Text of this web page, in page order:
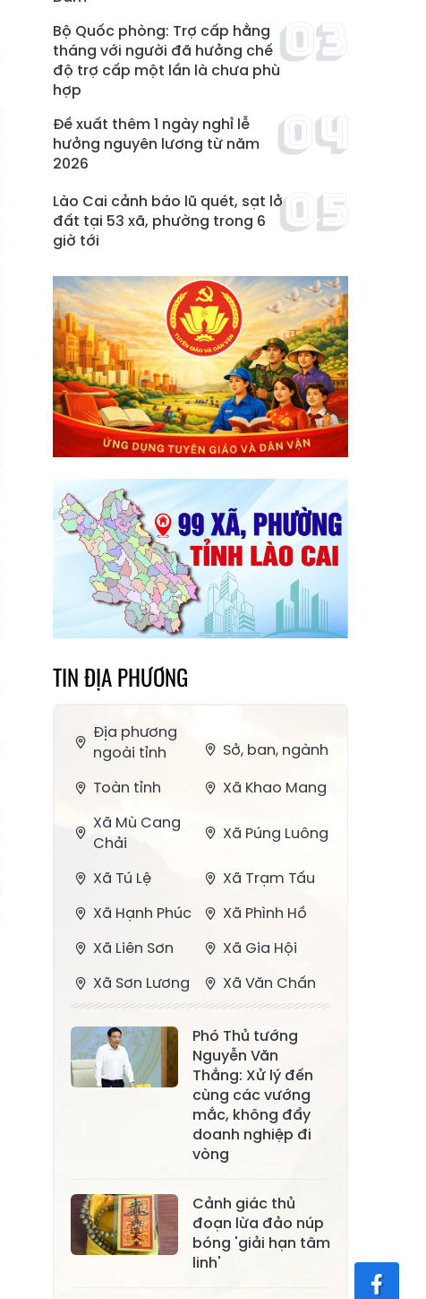
Bộ Quốc phòng: Trợ cấp hằng
tháng với người đã hưởng chế
độ trợ cấp một lần là chưa phù
hợp
Đề xuất thêm 1 ngày nghỉ lễ
hưởng nguyên lương từ năm
2026
Lào Cai cảnh báo lũ quét, sạt lở
đất tại 53 xã, phường trong 6
giờ tới
TIN ĐỊA PHƯƠNG
Địa phương
ngoài tỉnh
Sở, ban, ngành
Toàn tỉnh
Xã Khao Mang
Xã Mù Cang
Chải
Xã Púng Luông
Xã Tú Lệ
Xã Trạm Tấu
Xã Hạnh Phúc
Xã Phình Hồ
Xã Liên Sơn
Xã Gia Hội
Xã Sơn Lương
Xã Văn Chấn
Bằng La
Xã Chấn Thịnh
Xã Nghĩa Tâm
Xã Phong Dụ
Hạ
Xã Lâm Giang
Xã Mậu A Xã Xuân Ái
Xã Lâm
Phó Thủ tướng
Nguyễn Văn
Thắng: Xử lý đến
cùng các vướng
mắc, không đẩy
doanh nghiệp đi
vòng
Cảnh giác thủ
đoạn lừa đảo núp
bóng 'giải hạn tâm
linh'